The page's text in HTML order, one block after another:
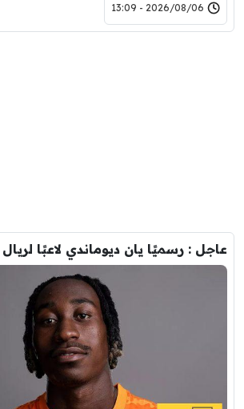
2026/08/06 - 13:09
عاجل : رسميًا يان ديوماندي لاعبًا